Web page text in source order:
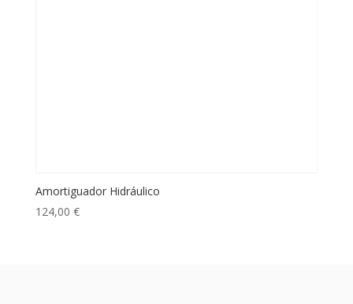
Amortiguador Hidráulico
124,00 €